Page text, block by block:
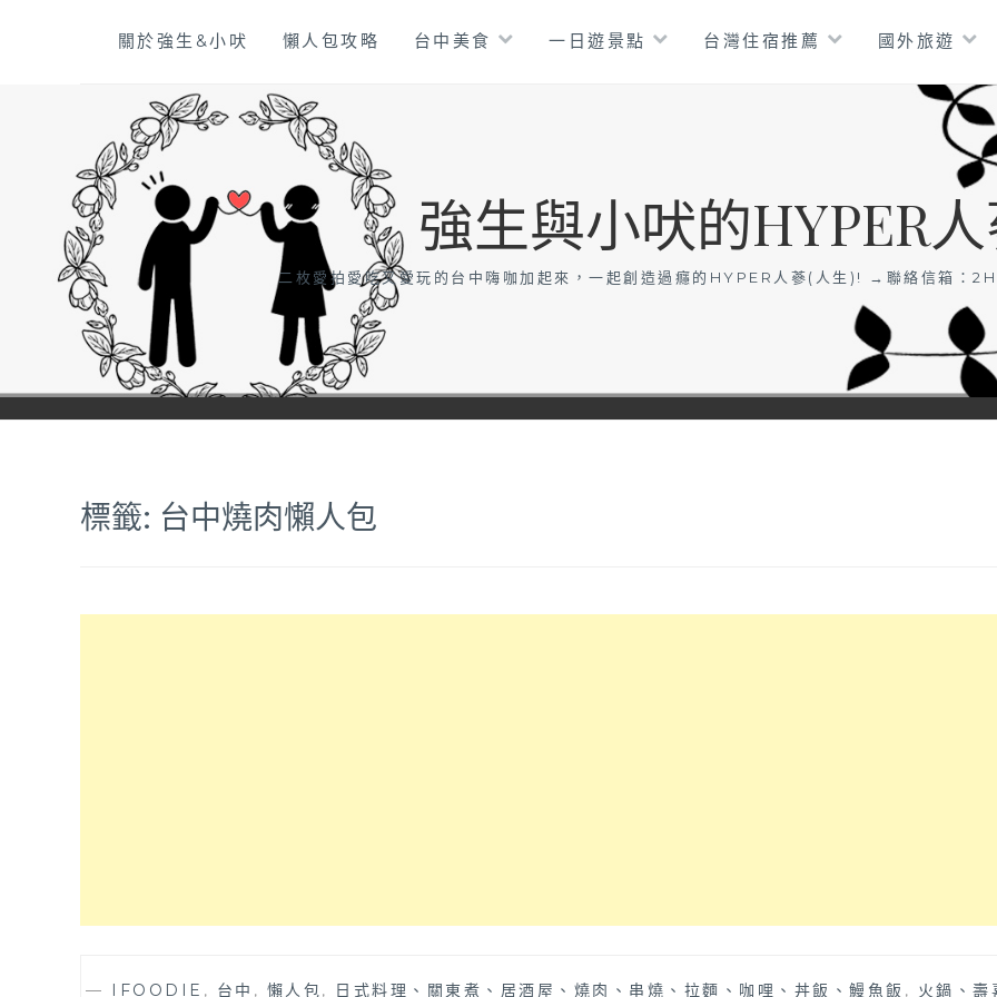
關於強生&小吠 懶人包攻略 台中美食 一日遊景點 台灣住宿推薦 國外旅遊
強生與小吠的HYPER
二枚愛拍愛吃又愛玩的台中嗨咖加起來，一起創造過癮的HYPER人蔘(人生)! →聯絡信箱：
標籤: 台中燒肉懶人包
— IFOODIE , 台中 , 懶人包, 日式料理、關東煮、居酒屋、燒肉、串燒、拉麵、咖哩、丼飯、鰻魚飯 , 火鍋、壽